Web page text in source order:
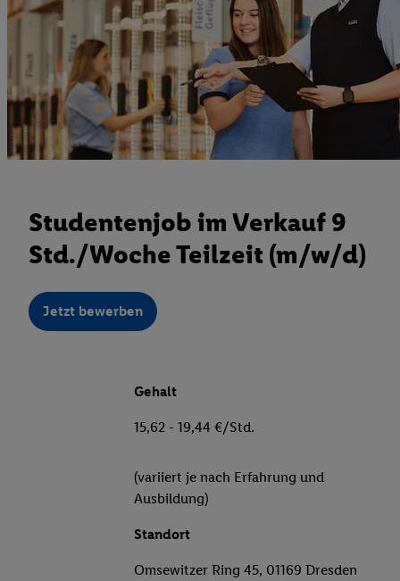
Studentenjob im Verkauf 9
Std./Woche Teilzeit (m/w/d)
Jetzt bewerben
Gehalt
15,62 - 19,44 €/Std.
(variiert je nach Erfahrung und
Ausbildung)
Standort
Omsewitzer Ring 45, 01169 Dresden